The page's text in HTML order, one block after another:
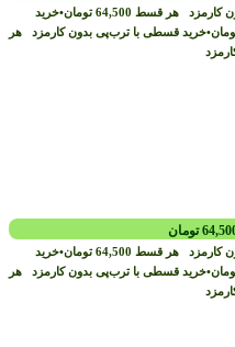
کارمزد هر قسط 64,500 تومان•خرید
•خرید قسطی با ترب‌پی بدون کارمزد هر
تومان
کارمزد هر قسط 64,500 تومان•خرید
•خرید قسطی با ترب‌پی بدون کارمزد هر